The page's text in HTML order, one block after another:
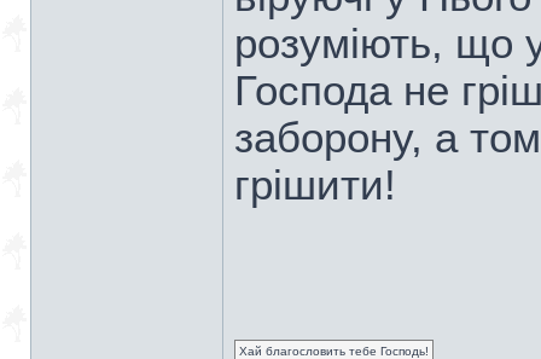
розуміють, що
Господа не
заборону, а
грішити!
Хай благословить тебе Господь!